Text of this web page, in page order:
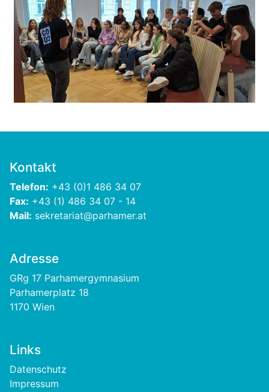
Previous Next
Kontakt
Telefon: +43 (0)1 486 34 07
Fax: +43 (1) 486 34 07 - 14
Mail: sekretariat@parhamer.at
Adresse
GRg 17 Parhamergymnasium
Parhamerplatz 18
1170 Wien
Links
Footer
Datenschutz
Impressum